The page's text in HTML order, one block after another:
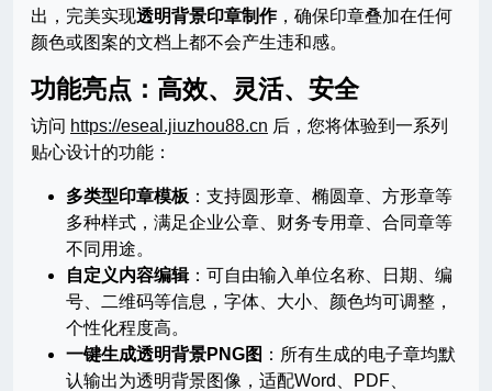
出，完美实现透明背景印章制作，确保印章叠加在任何
颜色或图案的文档上都不会产生违和感。
功能亮点：高效、灵活、安全
访问 https://eseal.jiuzhou88.cn 后，您将体验到一系列
贴心设计的功能：
多类型印章模板 ：支持圆形章、椭圆章、方形章等
多种样式，满足企业公章、财务专用章、合同章等
不同用途。
自定义内容编辑：可自由输入单位名称、日期、编
号、二维码等信息，字体、大小、颜色均可调整，
个性化程度高。
一键生成透明背景PNG图 ：所有生成的电子章均默
认输出为透明背景图像，适配Word、PDF、